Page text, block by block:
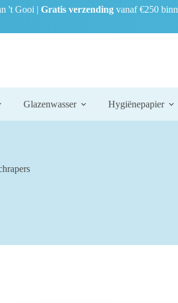
't Gooi | Gratis verzending vanaf €250
Glazenwasser Hygiënepapier